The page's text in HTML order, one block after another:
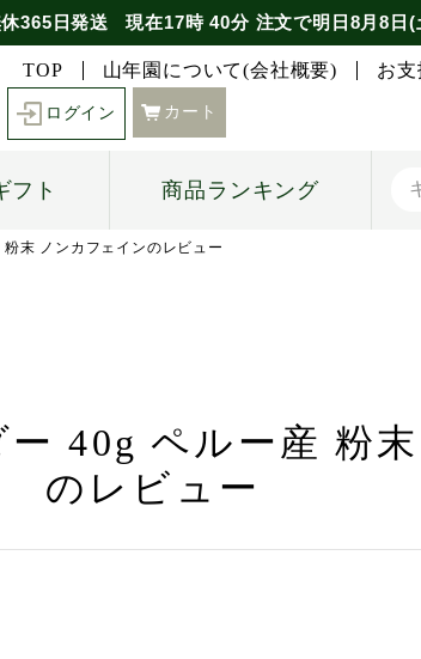
休365日発送 現在17時 40分注文で明日8月8日(
TOP 山年園について(会社概要) お
ログイン カート
フト 商品ランキング
末 ノンカフェインのレビュー
40g ペルー産 粉
のレビュー